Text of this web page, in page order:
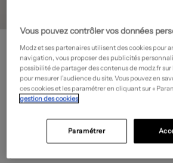
Bottines/Boots - Fermeture zippée- Outlet
54,50€
Prix boutique : 109,00€ -50% ?
Tailles disponibles
Vous pouvez contrôler vos données
Modz et ses partenaires utilisent des cookies pour
navigation, vous proposer des publicités
possibilité de partager des contenus de modz.fr sur
pour mesurer l’audience du site. Vous pouvez en
ces cookies et les paramétrer en cliquant sur «
gestion des cookies
Paramétrer